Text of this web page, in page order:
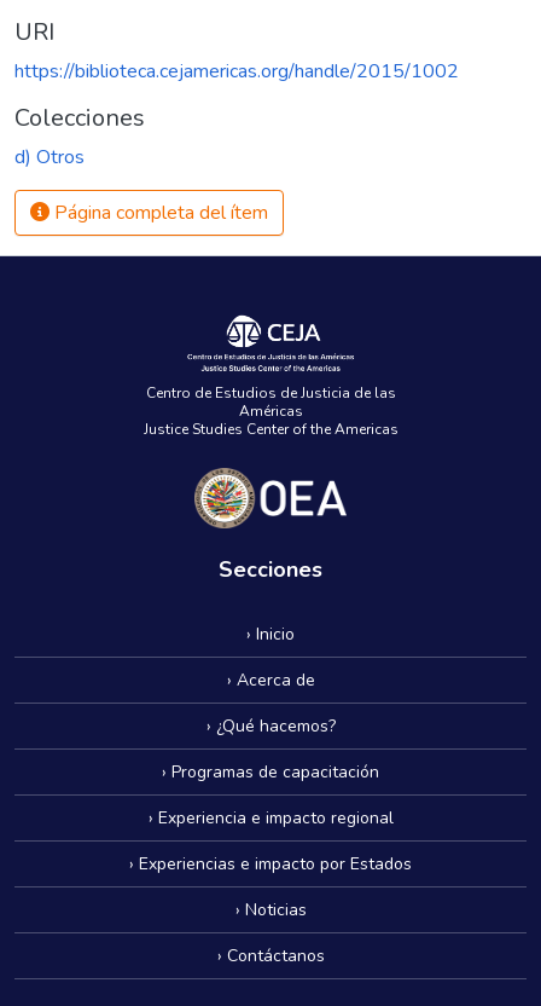
URI
https://biblioteca.cejamericas.org/handle/2015/1002
Colecciones
d) Otros
Página completa del ítem
Centro de Estudios de Justicia de las
Américas
Justice Studies Center of the Americas
Secciones
› Inicio
› Acerca de
› ¿Qué hacemos?
› Programas de capacitación
› Experiencia e impacto regional
› Experiencias e impacto por Estados
› Noticias
› Contáctanos